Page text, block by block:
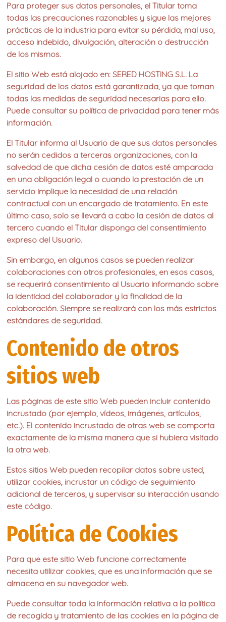
Para proteger sus datos personales, el Titular toma
todas las precauciones razonables y sigue las mejores
prácticas de la industria para evitar su pérdida, mal uso,
acceso indebido, divulgación, alteración o destrucción
de los mismos.
El sitio Web está alojado en: SERED HOSTING S.L. La
seguridad de los datos está garantizada, ya que toman
todas las medidas de seguridad necesarias para ello.
Puede consultar su política de privacidad para tener más
información.
El Titular informa al Usuario de que sus datos personales
no serán cedidos a terceras organizaciones, con la
salvedad de que dicha cesión de datos esté amparada
en una obligación legal o cuando la prestación de un
servicio implique la necesidad de una relación
contractual con un encargado de tratamiento. En este
último caso, solo se llevará a cabo la cesión de datos al
tercero cuando el Titular disponga del consentimiento
expreso del Usuario.
Sin embargo, en algunos casos se pueden realizar
colaboraciones con otros profesionales, en esos casos,
se requerirá consentimiento al Usuario informando sobre
la identidad del colaborador y la finalidad de la
colaboración. Siempre se realizará con los más estrictos
estándares de seguridad.
Contenido de otros
sitios web
Las páginas de este sitio Web pueden incluir contenido
incrustado (por ejemplo, vídeos, imágenes, artículos,
etc.). El contenido incrustado de otras web se comporta
exactamente de la misma manera que si hubiera visitado
la otra web.
Estos sitios Web pueden recopilar datos sobre usted,
utilizar cookies, incrustar un código de seguimiento
adicional de terceros, y supervisar su interacción usando
este código.
Política de Cookies
Para que este sitio Web funcione correctamente
necesita utilizar cookies, que es una información que se
almacena en su navegador web.
Puede consultar toda la información relativa a la política
de recogida y tratamiento de las cookies en la página de